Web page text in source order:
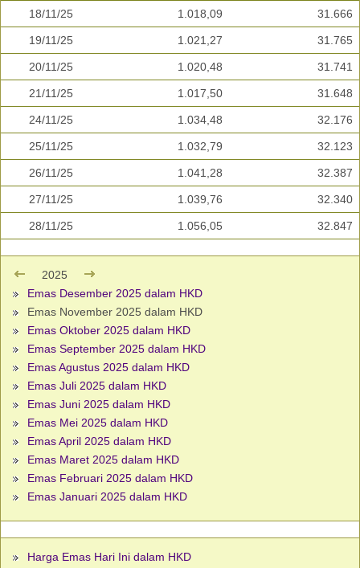
18/11/25 1.018,09 31.666
19/11/25 1.021,27 31.765
20/11/25 1.020,48 31.741
21/11/25 1.017,50 31.648
24/11/25 1.034,48 32.176
25/11/25 1.032,79 32.123
26/11/25 1.041,28 32.387
27/11/25 1.039,76 32.340
28/11/25 1.056,05 32.847
2025
Emas Desember 2025 dalam HKD
Emas November 2025 dalam HKD
Emas Oktober 2025 dalam HKD
Emas September 2025 dalam HKD
Emas Agustus 2025 dalam HKD
Emas Juli 2025 dalam HKD
Emas Juni 2025 dalam HKD
Emas Mei 2025 dalam HKD
Emas April 2025 dalam HKD
Emas Maret 2025 dalam HKD
Emas Februari 2025 dalam HKD
Emas Januari 2025 dalam HKD
Harga Emas Hari Ini dalam HKD